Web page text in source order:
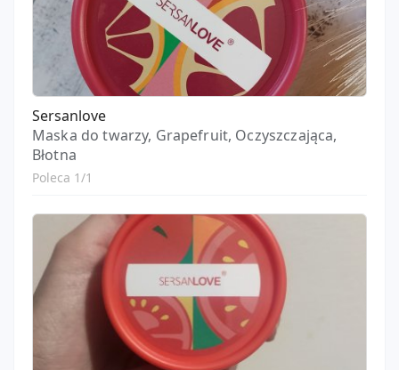
Sersanlove
Maska do twarzy, Grapefruit, Oczyszczająca,
Błotna
Poleca 1/1